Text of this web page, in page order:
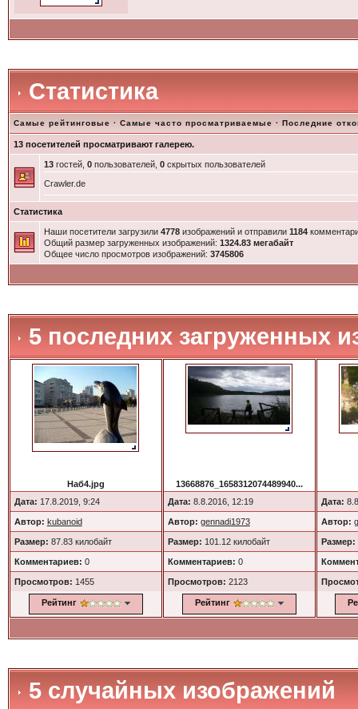
Статистика
Самые рейтинговые · Самые часто просматриваемые · Последние
13 посетителей просматривают галерею.
13гостей, 0пользователей, 0скрытых пользователей
Crawler.de
Статистика
Наши посетители загрузили 4778изображений и отправили 1184
Общий размер загруженных изображений: 1324.83 мегабайт
Общее число просмотров изображений: 3745806
5 последних загруженных
Наб4.jpg
Дата: 17.8.2019, 9:24
Автор: kubanoid
Размер: 87.83 килобайт
Комментариев: 0
Просмотров: 1455
Рейтинг
13668876_1658312074489940...
Дата: 8.8.2016, 12:19
Автор: gennadi1973
Размер: 101.12 килобайт
Комментариев: 0
Просмотров: 2123
Рейтинг
Дата:
Автор:
Размер:
5 случайных изображений